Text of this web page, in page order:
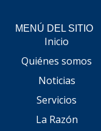
MENÚ DEL SITIO
Inicio
Quiénes somos
Noticias
Servicios
La Razón